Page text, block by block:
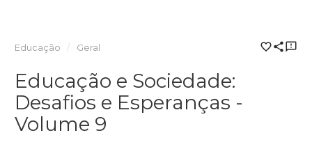
Educação Geral
Educação e Sociedade:
Desafios e Esperanças -
Volume 9